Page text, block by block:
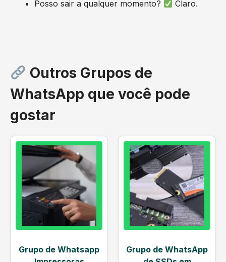
Posso sair a qualquer momento? Claro.
Outros Grupos de
WhatsApp que você pode
gostar
Grupo de Whatsapp
Grupo de WhatsApp